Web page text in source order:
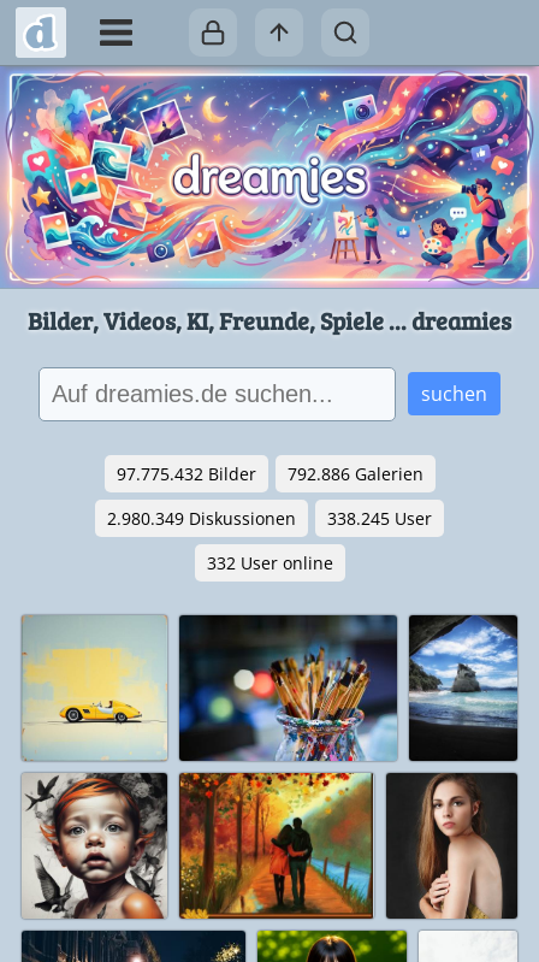
Bilder, Videos, KI, Freunde, Spiele ... dreamies
suchen
97.775.432 Bilder
792.886 Galerien
2.980.349 Diskussionen
338.245 User
332 User online